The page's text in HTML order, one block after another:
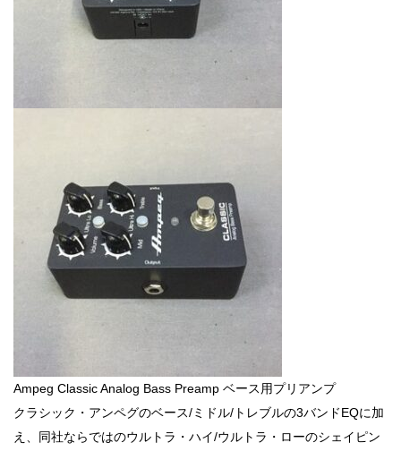
Ampeg Classic Analog Bass Preamp ベース用プリアンプ
クラシック・アンペグのベース/ミドル/トレブルの3バンドEQに加
え、同社ならではのウルトラ・ハイ/ウルトラ・ローのシェイピン